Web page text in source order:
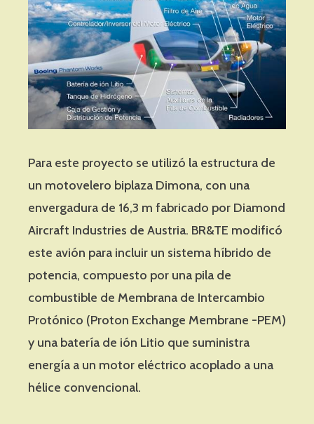
Para este proyecto se utilizó la estructura de
un motovelero biplaza Dimona, con una
envergadura de 16,3 m fabricado por Diamond
Aircraft Industries de Austria. BR&TE modificó
este avión para incluir un sistema híbrido de
potencia, compuesto por una pila de
combustible de Membrana de Intercambio
Protónico (Proton Exchange Membrane -PEM)
y una batería de ión Litio que suministra
energía a un motor eléctrico acoplado a una
hélice convencional.